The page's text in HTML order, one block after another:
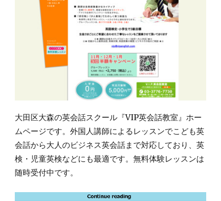
大田区大森の英会話スクール『VIP英会話教室』ホー
ムページです。外国人講師によるレッスンでこども英
会話から大人のビジネス英会話まで対応しており、英
検・児童英検などにも最適です。無料体験レッスンは
随時受付中です。